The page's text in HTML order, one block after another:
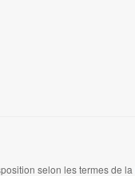
selon les termes de la